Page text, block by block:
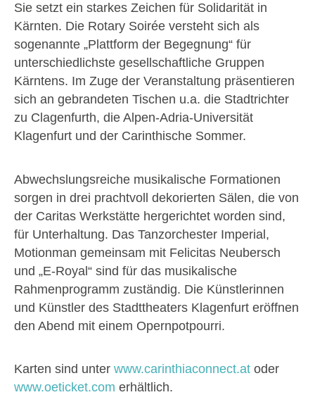
Sie setzt ein starkes Zeichen für Solidarität in
Kärnten. Die Rotary Soirée versteht sich als
sogenannte „Plattform der Begegnung“ für
unterschiedlichste gesellschaftliche Gruppen
Kärntens. Im Zuge der Veranstaltung präsentieren
sich an gebrandeten Tischen u.a. die Stadtrichter
zu Clagenfurth, die Alpen-Adria-Universität
Klagenfurt und der Carinthische Sommer.
Abwechslungsreiche musikalische Formationen
sorgen in drei prachtvoll dekorierten Sälen, die von
der Caritas Werkstätte hergerichtet worden sind,
für Unterhaltung. Das Tanzorchester Imperial,
Motionman gemeinsam mit Felicitas Neubersch
und „E-Royal“ sind für das musikalische
Rahmenprogramm zuständig. Die Künstlerinnen
und Künstler des Stadttheaters Klagenfurt eröffnen
den Abend mit einem Opernpotpourri.
Karten sind unter www.carinthiaconnect.at oder
www.oeticket.com erhältlich.